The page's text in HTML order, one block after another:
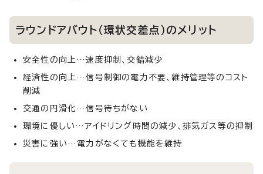
ラウンドアバウト（環状交差点）のメリット
安全性の向上…速度抑制、交錯減少
経済性の向上…信号制御の電力不要、維持管理等のコスト
削減
交通の円滑化…信号待ちがない
環境に優しい…アイドリング時間の減少、排気ガス等の抑制
災害に強い…電力がなくても機能を維持